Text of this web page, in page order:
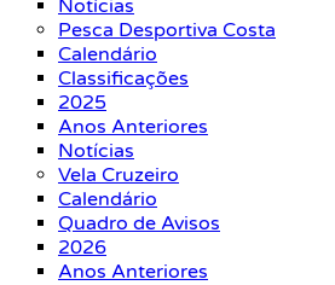
Notícias
Pesca Desportiva Costa
Calendário
Classificações
2025
Anos Anteriores
Notícias
Vela Cruzeiro
Calendário
Quadro de Avisos
2026
Anos Anteriores